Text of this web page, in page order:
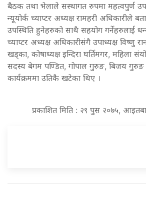
बैठक तथा भेलाले सस्थागत रुपमा महत्वपुर्ण
न्यूयोर्क च्याप्टर अध्यक्ष रामहरी अधिकारीले
उपस्थिति हुनेहरुको साथै सहयोग गर्नेहरुलाई
च्याप्टर अध्यक्ष अधिकारीसंगै उपाध्यक्ष विष्णु
खड्का, कोषाध्यक्ष इन्दिरा घर्तिमगर, महिला
सदस्य बेगम पण्डित, गोपाल गुरुङ, बिजय गुरुङ
कार्यक्रममा उतिकै खटेका थिए ।
प्रकाशित मिति : २९ पुस २०७५,